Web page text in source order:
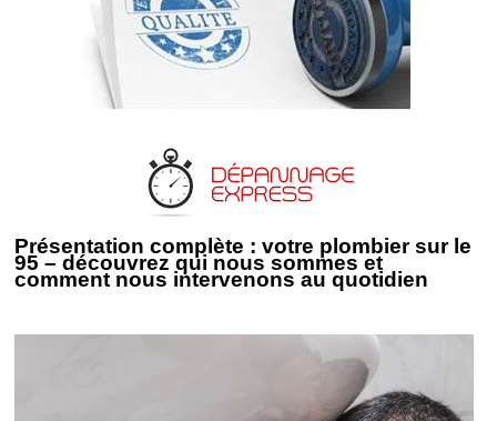
Présentation complète : votre plombier sur le
95 – découvrez qui nous sommes et
comment nous intervenons au quotidien